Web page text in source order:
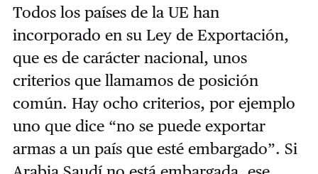
Todos los países de la UE han
incorporado en su Ley de Exportación,
que es de carácter nacional, unos
criterios que llamamos de posición
común. Hay ocho criterios, por ejemplo
uno que dice “no se puede exportar
armas a un país que esté embargado”. Si